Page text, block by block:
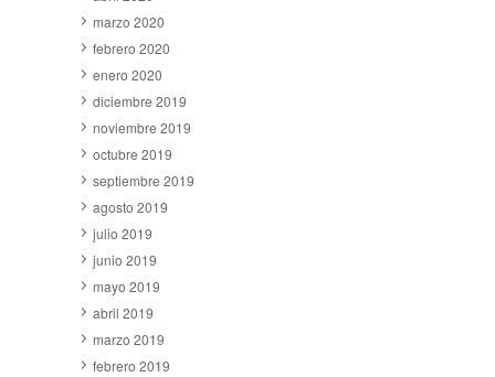
marzo 2020
febrero 2020
enero 2020
diciembre 2019
noviembre 2019
octubre 2019
septiembre 2019
agosto 2019
julio 2019
junio 2019
mayo 2019
abril 2019
marzo 2019
febrero 2019